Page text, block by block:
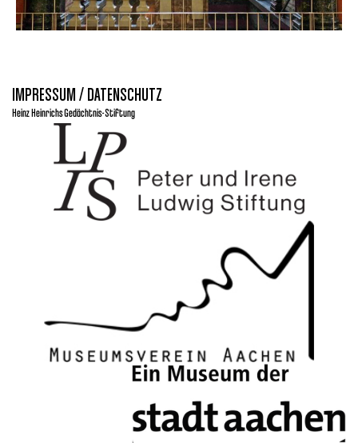
IMPRESSUM / DATENSCHUTZ
Heinz Heinrichs Gedächtnis-Stiftung